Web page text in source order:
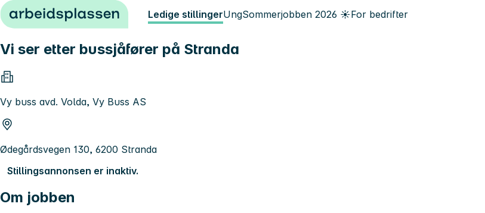
Hopp til innhold Ledige stillingerUngSommerjobben 2026 ☀️For bedrifter
Vi ser etter bussjåfører på Stranda
Vy buss avd. Volda, Vy Buss AS
Ødegårdsvegen 130, 6200 Stranda
Stillingsannonsen er inaktiv.
Om jobben